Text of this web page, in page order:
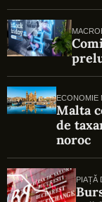
ECONOMIE
Malta
de
noroc
PIAȚĂ